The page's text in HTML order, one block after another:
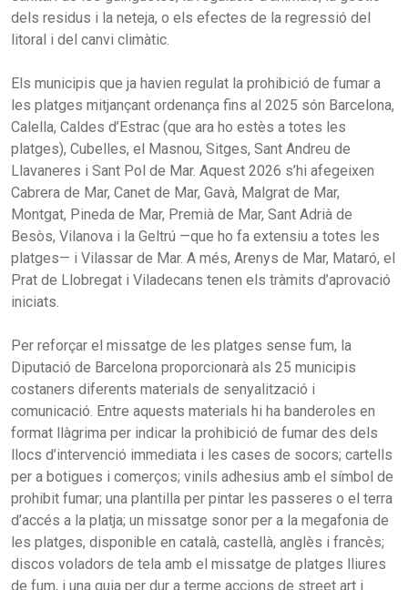
dels residus i la neteja, o els efectes de la regressió del
litoral i del canvi climàtic.
Els municipis que ja havien regulat la prohibició de fumar a
les platges mitjançant ordenança fins al 2025 són Barcelona,
Calella, Caldes d’Estrac (que ara ho estès a totes les
platges), Cubelles, el Masnou, Sitges, Sant Andreu de
Llavaneres i Sant Pol de Mar. Aquest 2026 s’hi afegeixen
Cabrera de Mar, Canet de Mar, Gavà, Malgrat de Mar,
Montgat, Pineda de Mar, Premià de Mar, Sant Adrià de
Besòs, Vilanova i la Geltrú —que ho fa extensiu a totes les
platges— i Vilassar de Mar. A més, Arenys de Mar, Mataró, el
Prat de Llobregat i Viladecans tenen els tràmits d’aprovació
iniciats.
Per reforçar el missatge de les platges sense fum, la
Diputació de Barcelona proporcionarà als 25 municipis
costaners diferents materials de senyalització i
comunicació. Entre aquests materials hi ha banderoles en
format llàgrima per indicar la prohibició de fumar des dels
llocs d’intervenció immediata i les cases de socors; cartells
per a botigues i comerços; vinils adhesius amb el símbol de
prohibit fumar; una plantilla per pintar les passeres o el terra
d’accés a la platja; un missatge sonor per a la megafonia de
les platges, disponible en català, castellà, anglès i francès;
discos voladors de tela amb el missatge de platges lliures
de fum, i una guia per dur a terme accions de street art i